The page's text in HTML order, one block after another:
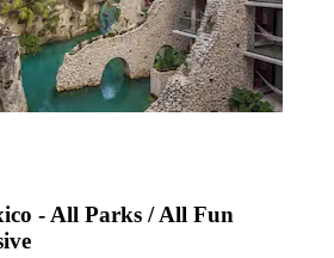
- All Parks / All Fun